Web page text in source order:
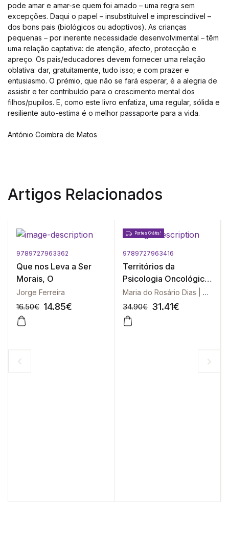
pode amar e amar-se quem foi amado – uma regra sem
excepções. Daqui o papel – insubstituível e imprescindível –
dos bons pais (biológicos ou adoptivos). As crianças
pequenas – por inerente necessidade desenvolvimental – têm
uma relação captativa: de atenção, afecto, protecção e
apreço. Os pais/educadores devem fornecer uma relação
oblativa: dar, gratuitamente, tudo isso; e com prazer e
entusiasmo. O prémio, que não se fará esperar, é a alegria de
assistir e ter contribuído para o crescimento mental dos
filhos/pupilos. E, como este livro enfatiza, uma regular, sólida e
resiliente auto-estima é o melhor passaporte para a vida.
António Coimbra de Matos
Artigos Relacionados
9789727963362
Que nos Leva a Ser
Morais, O
Jorge Ferreira
16.50€ 14.85€
Portes Grátis!
-10%
9789727963416
Territórios da
Psicologia Oncológica
- Vol. I
Maria do Rosário Dias | Estrella Durá
34.90€ 31.41€